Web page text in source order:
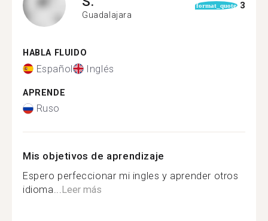
Guadalajara
format_quote 3
HABLA FLUIDO
Español Inglés
APRENDE
Ruso
Mis objetivos de aprendizaje
Espero perfeccionar mi ingles y aprender otros
idioma...Leer más